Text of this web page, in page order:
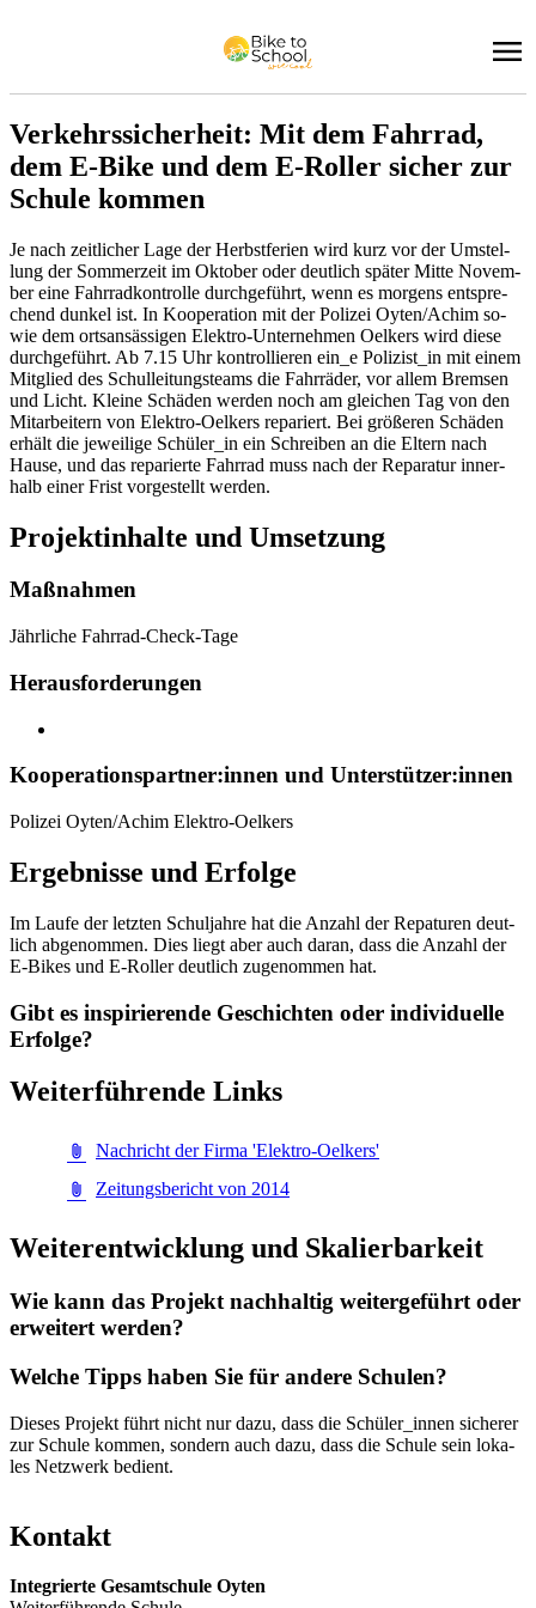
Ver­kehrs­si­cher­heit: Mit dem Fahr­rad,
dem E-Bike und dem E-Rol­ler si­cher zur
Schu­le kom­men
Je nach zeit­li­cher Lage der Herbst­fe­ri­en wird kurz vor der Um­stel­
lung der Som­mer­zeit im Ok­to­ber oder deut­lich spä­ter Mit­te No­vem­
ber eine Fahr­rad­kon­trol­le durch­ge­führt, wenn es mor­gens ent­spre­
chend dun­kel ist. In Ko­ope­ra­ti­on mit der Po­li­zei Oy­ten/Achim so­
wie dem orts­an­säs­si­gen Elek­tro-Un­ter­neh­men Oel­kers wird die­se
durch­ge­führt. Ab 7.15 Uhr kon­trol­lie­ren ein_e Po­li­zist_in mit ei­nem
Mit­glied des Schul­lei­tungs­teams die Fahr­rä­der, vor al­lem Brem­sen
und Licht. Klei­ne Schä­den wer­den noch am glei­chen Tag von den
Mit­ar­bei­tern von Elek­tro-Oel­kers re­pa­riert. Bei grö­ße­ren Schä­den
er­hält die je­wei­li­ge Schü­ler_in ein Schrei­ben an die El­tern nach
Hau­se, und das re­pa­rier­te Fahr­rad muss nach der Re­pa­ra­tur in­ner­
halb ei­ner Frist vor­ge­stellt wer­den.
Pro­jekt­in­hal­te und Um­set­zung
Maß­nah­men
Jähr­li­che Fahr­rad-Check-Tage
Her­aus­for­de­run­gen
Ko­ope­ra­ti­ons­part­ner:in­nen und Un­ter­stüt­zer:in­nen
Po­li­zei Oy­ten/Achim Elek­tro-Oel­kers
Er­geb­nis­se und Er­fol­ge
Im Lau­fe der letz­ten Schul­jah­re hat die An­zahl der Re­pa­tu­ren deut­
lich ab­ge­nom­men. Dies liegt aber auch dar­an, dass die An­zahl der
E-Bikes und E-Rol­ler deut­lich zu­ge­nom­men hat.
Gibt es in­spi­rie­ren­de Ge­schich­ten oder in­di­vi­du­el­le
Er­fol­ge?
Wei­ter­füh­ren­de Links
Nachricht der Firma 'Elektro-Oelkers'
Zeitungsbericht von 2014
Wei­ter­ent­wick­lung und Ska­lier­bar­keit
Wie kann das Pro­jekt nach­hal­tig wei­ter­ge­führt oder
er­wei­tert wer­den?
Wel­che Tipps ha­ben Sie für an­de­re Schu­len?
Die­ses Pro­jekt führt nicht nur dazu, dass die Schü­ler_in­nen si­che­rer
zur Schu­le kom­men, son­dern auch dazu, dass die Schu­le sein lo­ka­
les Netz­werk be­dient.
Kon­takt
In­te­grier­te Ge­samt­schu­le Oy­ten